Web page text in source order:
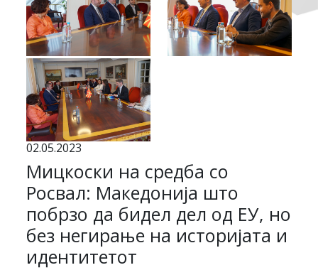
02.05.2023
Мицкоски на средба со
Росвал: Македонија што
побрзо да бидел дел од ЕУ, но
без негирање на историјата и
идентитетот